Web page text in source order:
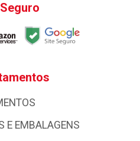
E EMBALAGENS